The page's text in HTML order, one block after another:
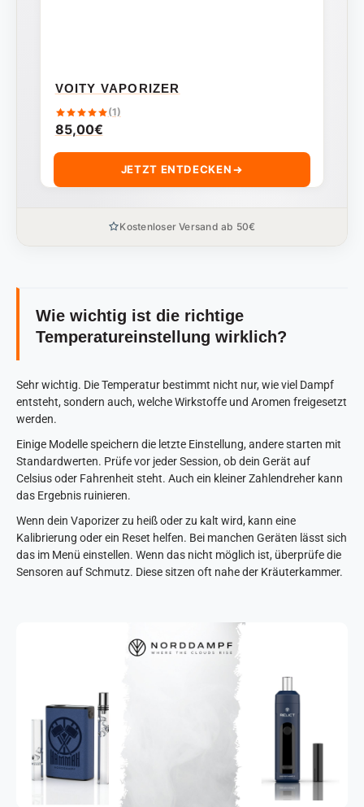
VOITY VAPORIZER
(1)
85,00€
JETZT ENTDECKEN
Kostenloser Versand ab 50€
Wie wichtig ist die richtige
Temperatureinstellung wirklich?
Sehr wichtig. Die Temperatur bestimmt nicht nur, wie viel Dampf
entsteht, sondern auch, welche Wirkstoffe und Aromen freigesetzt
werden.
Einige Modelle speichern die letzte Einstellung, andere starten mit
Standardwerten. Prüfe vor jeder Session, ob dein Gerät auf
Celsius oder Fahrenheit steht. Auch ein kleiner Zahlendreher kann
das Ergebnis ruinieren.
Wenn dein Vaporizer zu heiß oder zu kalt wird, kann eine
Kalibrierung oder ein Reset helfen. Bei manchen Geräten lässt sich
das im Menü einstellen. Wenn das nicht möglich ist, überprüfe die
Sensoren auf Schmutz. Diese sitzen oft nahe der Kräuterkammer.